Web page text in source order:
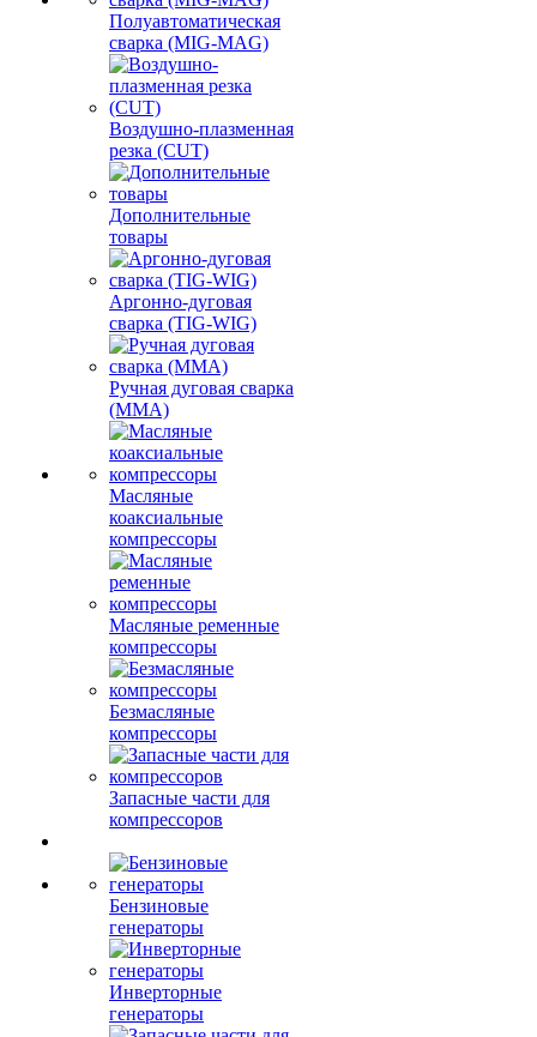
Полуавтоматическая
сварка (MIG-MAG)
Воздушно-плазменная
резка (CUT)
Дополнительные
товары
Аргонно-дуговая
сварка (TIG-WIG)
Ручная дуговая сварка
(MMA)
Масляные
коаксиальные
компрессоры
Масляные ременные
компрессоры
Безмасляные
компрессоры
Запасные части для
компрессоров
Бензиновые
генераторы
Инверторные
генераторы